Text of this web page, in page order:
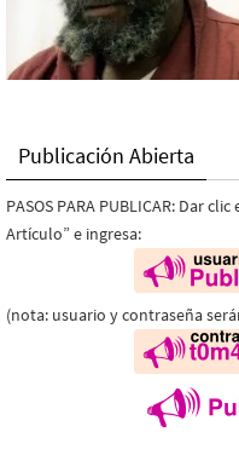
Publicación Abierta
PASOS PARA PUBLICAR: Dar
Artículo” e ingresa:
(nota: usuario y contraseña